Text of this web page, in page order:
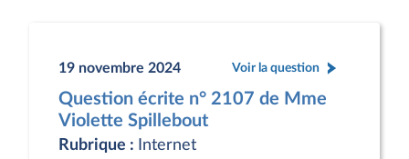
19 novembre 2024 Voir la question
Question écrite n° 2107 de Mme
Violette Spillebout
Rubrique :
Internet